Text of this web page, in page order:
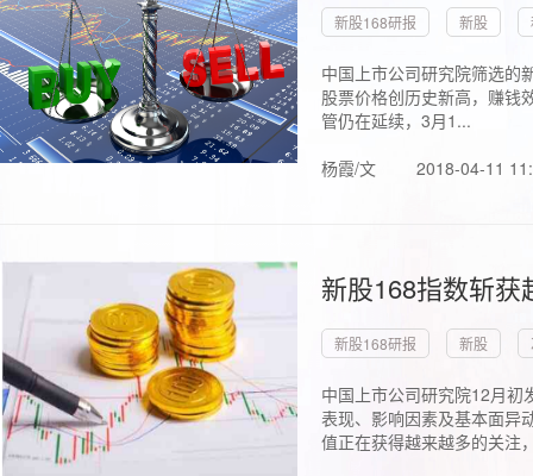
新股168研报 新股
中国上市公司研究院筛选的
股票价格创历史新高，赚钱
管仍在延续，3月1...
杨霞/文
2018-04-11
新股168指数斩
新股168研报 新股
中国上市公司研究院12月初
表现、影响因素及基本面异
值正在获得越来越多的关注